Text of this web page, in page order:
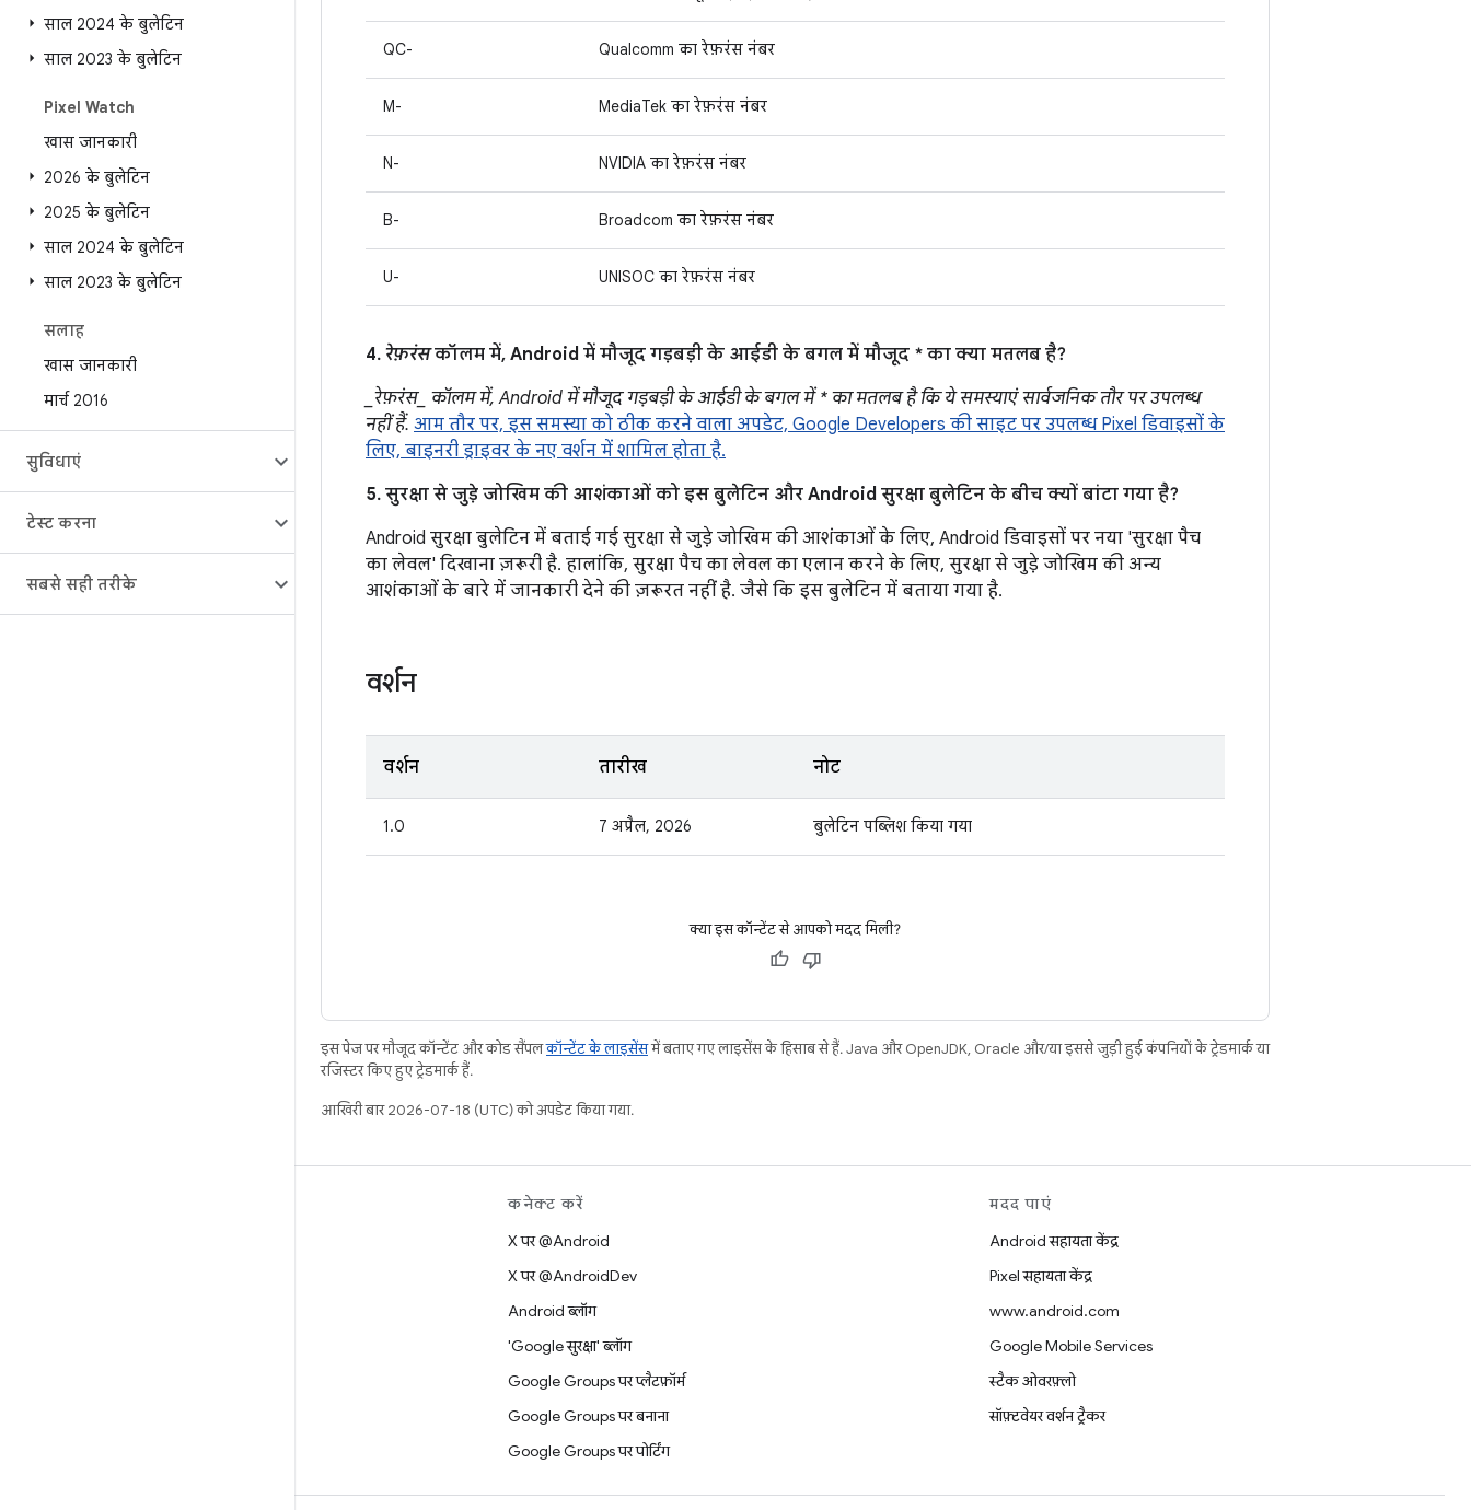
साल 2024 के बुलेटिन
साल 2023 के बुलेटिन
Pixel Watch
खास जानकारी
2026 के बुलेटिन
2025 के बुलेटिन
साल 2024 के बुलेटिन
साल 2023 के बुलेटिन
सलाह
खास जानकारी
मार्च 2016
सुविधाएं
टेस्ट करना
सबसे सही तरीके
QC- Qualcomm का रेफ़रंस नंबर
M- MediaTek का रेफ़रंस नंबर
N- NVIDIA का रेफ़रंस नंबर
B- Broadcom का रेफ़रंस नंबर
U- UNISOC का रेफ़रंस नंबर
4. रेफ़रंसकॉलम में, Android में मौजूद गड़बड़ी के आईडी के बगल में मौजूद * का क्या मतलब है?
_रेफ़रंस_ कॉलम में, Android में मौजूद गड़बड़ी के आईडी के बगल में * का मतलब है कि ये समस्याएं सार्वजनिक तौर पर उपलब्ध
नहीं हैं. आम तौर पर, इस समस्या को ठीक करने वाला अपडेट, Google Developers की साइट पर उपलब्ध Pixel डिवाइसों के
लिए, बाइनरी ड्राइवर के नए वर्शन में शामिल होता है.
5. सुरक्षा से जुड़े जोखिम की आशंकाओं को इस बुलेटिन और Android सुरक्षा बुलेटिन के बीच क्यों बांटा गया है?
Android सुरक्षा बुलेटिन में बताई गई सुरक्षा से जुड़े जोखिम की आशंकाओं के लिए, Android डिवाइसों पर नया 'सुरक्षा पैच
का लेवल' दिखाना ज़रूरी है. हालांकि, सुरक्षा पैच का लेवल का एलान करने के लिए, सुरक्षा से जुड़े जोखिम की अन्य
आशंकाओं के बारे में जानकारी देने की ज़रूरत नहीं है. जैसे कि इस बुलेटिन में बताया गया है.
वर्शन
वर्शन तारीख नोट
1.0 7 अप्रैल, 2026 बुलेटिन पब्लिश किया गया
क्या इस कॉन्टेंट से आपको मदद मिली?
इस पेज पर मौजूद कॉन्टेंट और कोड सैंपलकॉन्टेंट के लाइसेंसमें बताए गए लाइसेंस के हिसाब से हैं. Java और OpenJDK, Oracle और/या इससे जुड़ी हुई कंपनियों के ट्रेडमार्क या
रजिस्टर किए हुए ट्रेडमार्क हैं.
आखिरी बार 2026-07-18 (UTC) को अपडेट किया गया.
कनेक्ट करें
X पर @Android
X पर @AndroidDev
Android ब्लॉग
'Google सुरक्षा' ब्लॉग
Google Groups पर प्लैटफ़ॉर्म
Google Groups पर बनाना
Google Groups पर पोर्टिंग
मदद पाएं
Android सहायता केंद्र
Pixel सहायता केंद्र
www.android.com
Google Mobile Services
स्टैक ओवरफ़्लो
सॉफ़्टवेयर वर्शन ट्रैकर